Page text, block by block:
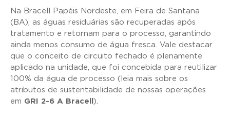
Na Bracell Papéis Nordeste, em Feira de Santana
(BA), as águas residuárias são recuperadas após
tratamento e retornam para o processo, garantindo
ainda menos consumo de água fresca. Vale destacar
que o conceito de circuito fechado é plenamente
aplicado na unidade, que foi concebida para reutilizar
100% da água de processo (leia mais sobre os
atributos de sustentabilidade de nossas operações
em GRI 2-6 A Bracell ).